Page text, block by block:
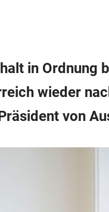
in Ordnung
wieder
von